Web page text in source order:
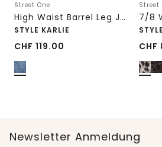
Street One
High Waist Barrel Leg Jeans im Loose Fit
STYLE KARLIE
CHF 119.00
Street
CHF
Newsletter Anmeldung